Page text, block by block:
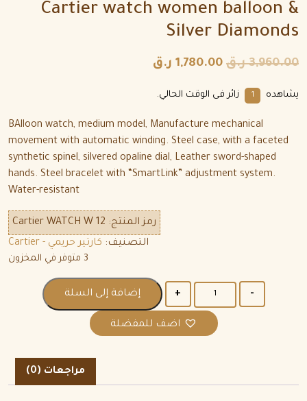
Cartier watch women balloon &
Silver Diamonds
3,960.00 ر.ق 1,780.00 ر.ق
يشاهده زائر فى الوقت الحالي.
BAlloon watch, medium model, Manufacture mechanical
movement with automatic winding. Steel case, with a faceted
synthetic spinel, silvered opaline dial, Leather sword-shaped
hands. Steel bracelet with “SmartLink” adjustment system.
Water-resistant
رمز المنتج: Cartier WATCH W 12
التصنيف: كارتير حريمي - Cartier
إضافة إلى السلة
اضف للمفضلة
مراجعات (0)